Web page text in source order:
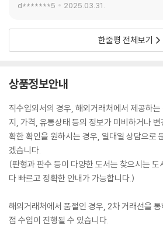
d*******5 2025.03.31.
한줄평 전체보기
상품정보안내
직수입외서의 경우, 해외거래처에서 제공하
지, 가격, 유통상태 등의 정보가 미비하거나
확한 확인을 원하시는 경우, 일대일 상담으로
겠습니다.
(판형과 판수 등이 다양한 도서는 찾으시는
다 빠르고 정확한 안내가 가능합니다.)
해외거래처에서 품절인 경우, 2차 거래선을
접 수입이 진행될 수 있습니다.